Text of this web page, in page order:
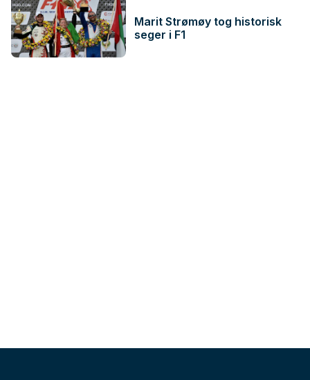
Marit Strømøy tog historisk
seger i F1